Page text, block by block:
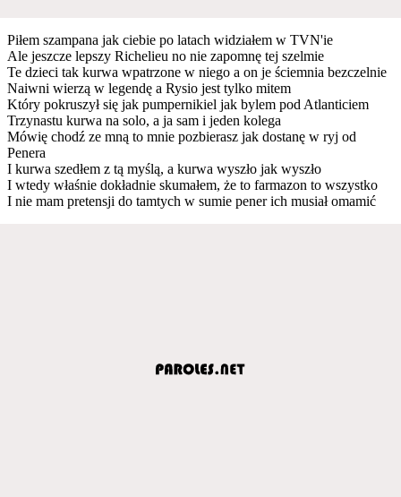
Piłem szampana jak ciebie po latach widziałem w TVN'ie
Ale jeszcze lepszy Richelieu no nie zapomnę tej szelmie
Te dzieci tak kurwa wpatrzone w niego a on je ściemnia bezczelnie
Naiwni wierzą w legendę a Rysio jest tylko mitem
Który pokruszył się jak pumpernikiel jak bylem pod Atlanticiem
Trzynastu kurwa na solo, a ja sam i jeden kolega
Mówię chodź ze mną to mnie pozbierasz jak dostanę w ryj od
Penera
I kurwa szedłem z tą myślą, a kurwa wyszło jak wyszło
I wtedy właśnie dokładnie skumałem, że to farmazon to wszystko
I nie mam pretensji do tamtych w sumie pener ich musiał omamić